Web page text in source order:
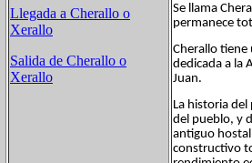
Llegada a Cherallo o
Xerallo
Salida de Cherallo o
Xerallo
Se llama
permanece
Cherallo tiene
dedicada a la
Juan.
La historia
del pueblo, y
antiguo hostal
constructivo